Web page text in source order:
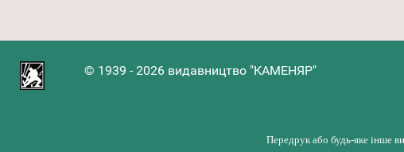
© 1939 - 2026 видавництво "КАМЕНЯР"
Передрук або будь-яке інше